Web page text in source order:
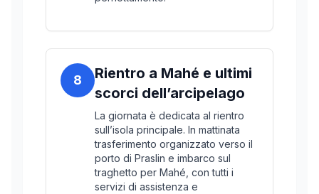
8
Rientro a Mahé e ultimi
scorci dell’arcipelago
La giornata è dedicata al rientro
sull’isola principale. In mattinata
trasferimento organizzato verso il
porto di Praslin e imbarco sul
traghetto per Mahé, con tutti i
servizi di assistenza e